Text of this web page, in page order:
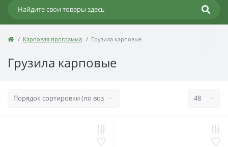
Карповая программа Грузила карповые
Грузила карповые